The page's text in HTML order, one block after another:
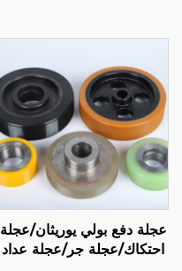
عجلة دفع بولي يوريثان/عجلة
احتكاك/عجلة جر/عجلة عداد